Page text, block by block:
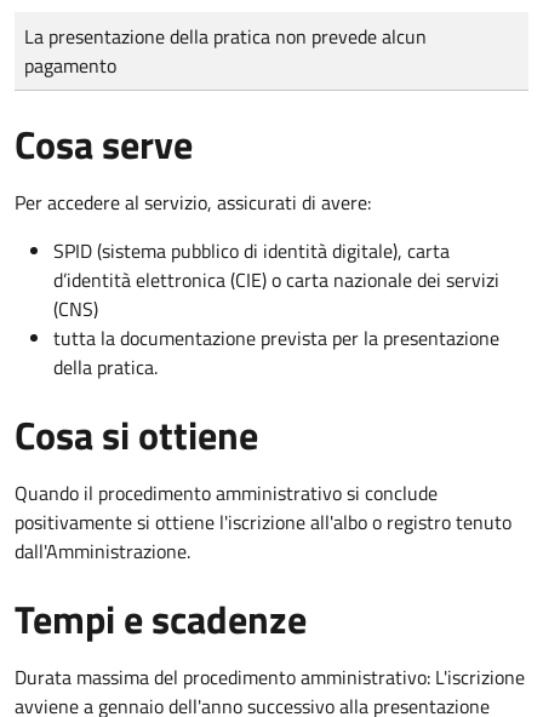
Tipo di pagamento
Importo
La presentazione della pratica non prevede alcun
pagamento
Cosa serve
Per accedere al servizio, assicurati di avere:
SPID (sistema pubblico di identità digitale), carta
d’identità elettronica (CIE) o carta nazionale dei servizi
(CNS)
tutta la documentazione prevista per la presentazione
della pratica.
Cosa si ottiene
Quando il procedimento amministrativo si conclude
positivamente si ottiene l'iscrizione all'albo o registro tenuto
dall'Amministrazione.
Tempi e scadenze
Durata massima del procedimento amministrativo: L'iscrizione
avviene a gennaio dell'anno successivo alla presentazione